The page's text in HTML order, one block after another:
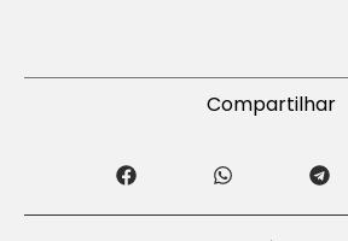
Compartilhar